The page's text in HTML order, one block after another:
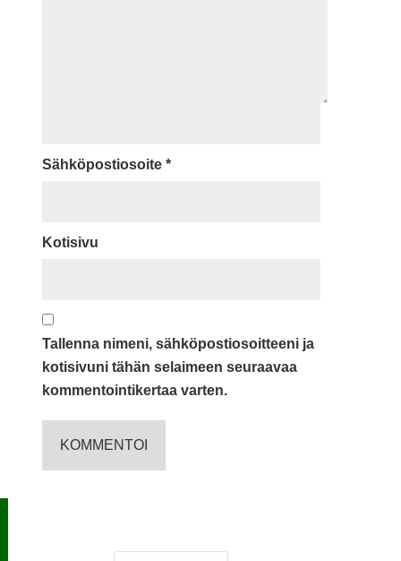
Sähköpostiosoite *
Kotisivu
Tallenna nimeni, sähköpostiosoitteeni ja
kotisivuni tähän selaimeen seuraavaa
kommentointikertaa varten.